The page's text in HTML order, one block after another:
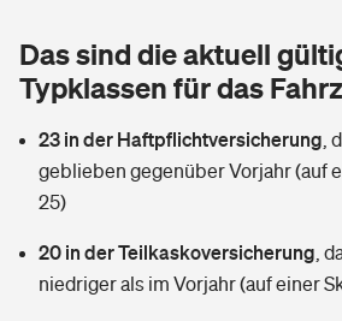
Tools
Wer versichert was: Jetzt Versicherer
Sie haben Fragen?
Glasversicherung
Mietkautionsversicherung
Restkreditversicherung
Kinderunfall­ver­si­che­rung
Kinderinvalidität
Hundehalter-Haftpflicht
Dread-Disease-Versicherung
Tierkrankenversicherung
Zur Übersicht
Tools
Das sind die aktuell
Typklassen für das
23 in der Haftpflichtversicherung
geblieben gegenüber Vorjahr (auf
25)
20 in der Teilkaskoversicherung
niedriger als im Vorjahr (auf einer